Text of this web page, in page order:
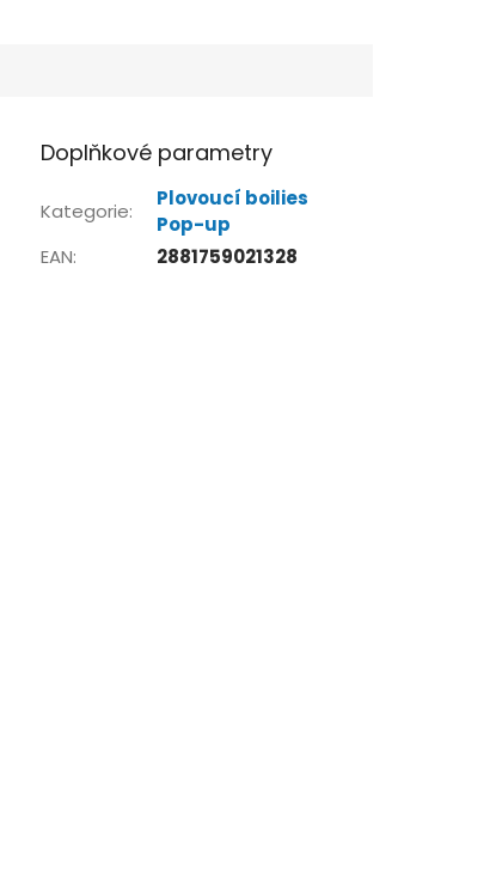
Doplňkové parametry
Kategorie:
Plovoucí boilies
Pop-up
EAN: 2881759021328